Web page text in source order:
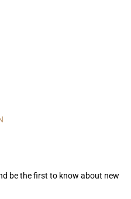
be the first to know about new